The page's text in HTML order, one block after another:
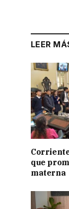
LEER
que
materna